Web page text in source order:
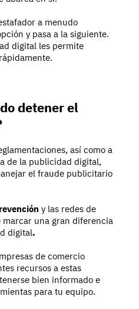
a menudo
y pasa a la siguiente.
digital les permite
detener el
así como a
de la publicidad digital,
el fraude publicitario
y las redes de
una gran diferencia
digital.
de comercio
recursos a estas
bien informado e
para tu equipo.